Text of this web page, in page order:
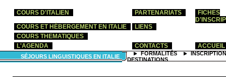
COURS D'ITALIEN PARTENARIATS
FICHES
COURS ET HÉBERGEMENT EN ITALIE
LIENS
COURS THEMATIQUES
L'AGENDA
CONTACTS ACCUEIL
SÉJOURS LINGUISTIQUES EN ITALIE FORMALITÉS
INSCRIPTION
DESTINATIONS